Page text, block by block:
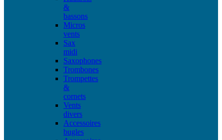
&
bassons
Micros
vents
Sax
midi
Saxophones
Trombones
Trompettes
&
cornets
Vents
divers
Accessoires
bugles